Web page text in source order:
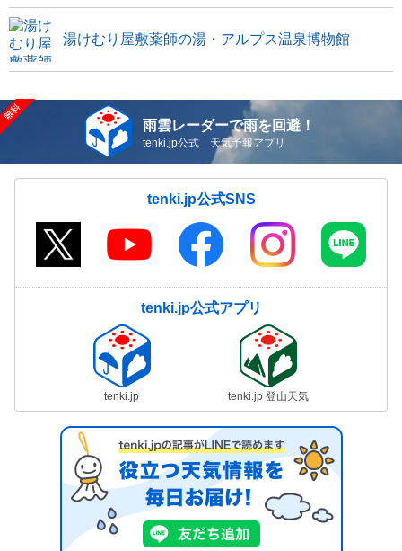
湯けむり屋敷薬師の湯・アルプス温泉博物館
雨雲レーダーで雨を回避！
tenki.jp公式 天気予報アプリ
tenki.jp公式SNS
tenki.jp公式アプリ
tenki.jp tenki.jp 登山天気